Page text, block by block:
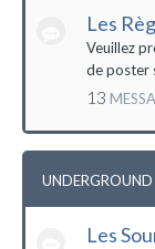
Les
Veuillez
de poster
13
UNDERGROUND
Les